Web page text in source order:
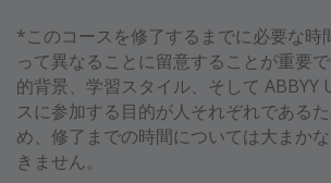
*このコースを修了するまでに必要な時
って異なることに留意することが重要
的背景、学習スタイル、そして ABBYY
スに参加する目的が人それぞれである
め、修了までの時間については大まか
きません。